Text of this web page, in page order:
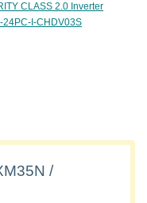
CLASS 2.0 Inverter
24PC-I-CHDV03S
/